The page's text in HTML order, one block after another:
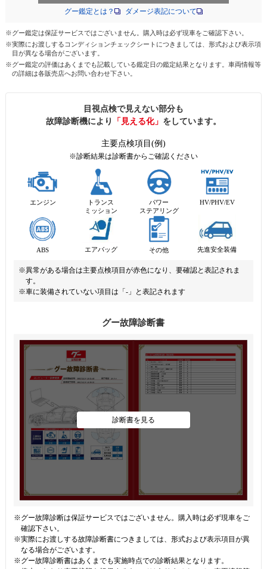
グー鑑定とは？ ダメージ表記について
※グー鑑定は保証サービスではございません。購入時は必ず現車をご確認下さい。
※実際にお渡しするコンディションチェックシートにつきましては、形式および表示項
目が異なる場合がございます。
※グー鑑定の評価はあくまでも記載している鑑定日の鑑定結果となります。車両情報等
の詳細は各販売店へお問い合わせ下さい。
目視点検で見えない部分も
故障診断機により
「見える化」 をしています。
主要点検項目(例)
※診断結果は診断書からご確認ください
エンジン
トランス
ミッション
パワー
ステアリング
HV/PHV/EV
ABS エアバッグ その他 先進安全装備
※異常がある場合は主要点検項目が赤色になり、要確認と表記されま
す。
※車に装備されていない項目は「-」と表記されます
グー故障診断書
診断書を見る
※グー故障診断は保証サービスではございません。購入時は必ず現車をご
確認下さい。
※実際にお渡しする故障診断書につきましては、形式および表示項目が異
なる場合がございます。
※グー故障診断書はあくまでも実施時点での診断結果となります。